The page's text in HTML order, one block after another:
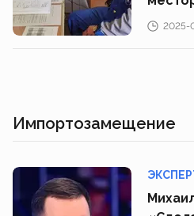
2025-
Импортозамещение